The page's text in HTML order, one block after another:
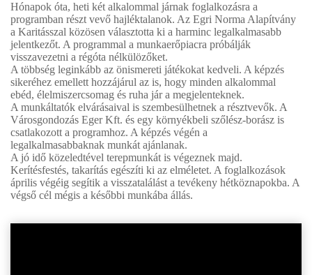
Hónapok óta, heti két alkalommal járnak foglalkozásra a
programban részt vevő hajléktalanok. Az Egri Norma Alapítvány
a Karitásszal közösen választotta ki a harminc legalkalmasabb
jelentkezőt. A programmal a munkaerőpiacra próbálják
visszavezetni a régóta nélkülözőket.
A többség leginkább az önismereti játékokat kedveli. A képzés
sikeréhez emellett hozzájárul az is, hogy minden alkalommal
ebéd, élelmiszercsomag és ruha jár a megjelenteknek.
A munkáltatók elvárásaival is szembesülhetnek a résztvevők. A
Városgondozás Eger Kft. és egy környékbeli szőlész-borász is
csatlakozott a programhoz. A képzés végén a
legalkalmasabbaknak munkát ajánlanak.
A jó idő közeledtével terepmunkát is végeznek majd.
Kerítésfestés, takarítás egészíti ki az elméletet. A foglalkozások
április végéig segítik a visszatalálást a tevékeny hétköznapokba. A
végső cél mégis a későbbi munkába állás.